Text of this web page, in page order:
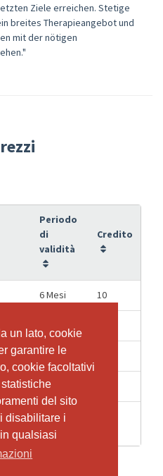
un lato, cookie
garantire le
cookie facoltativi
del sito
disabilitare i
qualsiasi
un lato, cookie
garantire le
cookie facoltativi
del sito
disabilitare i
qualsiasi
Ziele erreichen. Stetige
breites Therapieangebot und
mit der nötigen
Periodo
di
validità
Credito
6 Mesi 10
1 Mesi
1 Mesi
4
Settimane